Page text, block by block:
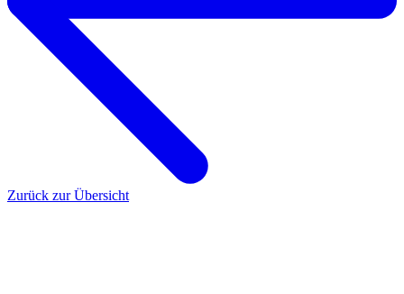
Zurück zur Übersicht